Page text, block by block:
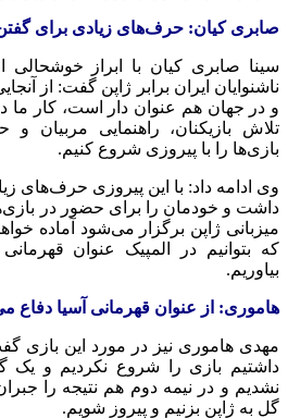
صابری کیان: حرف‌های زیادی برای
سینا صابری کیان با ابراز خوشحالی
ناشنوایان ایران برابر ژاپن گفت: از
و در جهان هم عنوان دار است، کار ما
تلاش بازیکنان، راهنمایی مربیان و
بازی‌ها را با پیروزی شروع کنیم.
وی ادامه داد: با این پیروزی حرف‌های
داشت و خودمان را برای حضور در
میزبانی ژاپن برگزار می‌شود آماده
که بتوانیم در المپیک عنوان
بیاوریم.
هاموری: از عنوان قهرمانی آسیا دفاع
مهدی هاموری نیز در مورد این بازی
داشتیم بازی را شروع نکردیم و یک
نشدیم و در نیمه دوم هم نتیجه را
گل به ژاپن بزنیم و پیروز شویم.